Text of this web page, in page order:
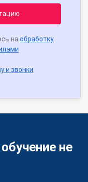
на обработку
и звонки
не